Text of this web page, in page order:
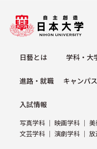
⽇藝とは 学科・⼤
進路・就職 キャンパ
⼊試情報
写真学科 映画学科
⽂芸学科
演劇学科